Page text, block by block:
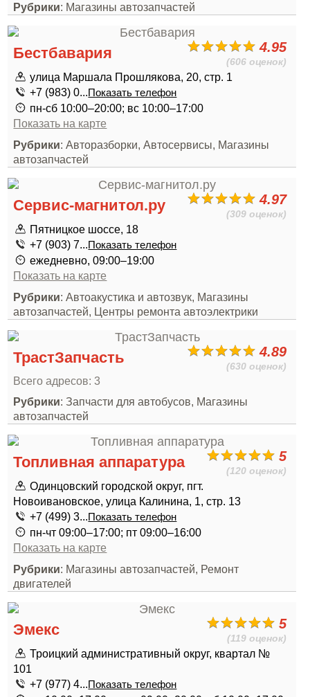
Рубрики: Магазины автозапчастей
4.95
(606 оценок)
Бестбавария
улица Маршала Прошлякова, 20, стр. 1
+7 (983) 0...Показать телефон
пн-сб 10:00–20:00; вс 10:00–17:00
Показать на карте
Рубрики: Авторазборки, Автосервисы, Магазины
автозапчастей
4.97
(309 оценок)
Сервис-магнитол.ру
Пятницкое шоссе, 18
+7 (903) 7...Показать телефон
ежедневно, 09:00–19:00
Показать на карте
Рубрики: Автоакустика и автозвук, Магазины
автозапчастей, Центры ремонта автоэлектрики
4.89
(630 оценок)
ТрастЗапчасть
Всего адресов: 3
Рубрики: Запчасти для автобусов, Магазины
автозапчастей
5
(120 оценок)
Топливная аппаратура
Одинцовский городской округ, пгт.
Новоивановское, улица Калинина, 1, стр. 13
+7 (499) 3...Показать телефон
пн-чт 09:00–17:00; пт 09:00–16:00
Показать на карте
Рубрики: Магазины автозапчастей, Ремонт
двигателей
5
(119 оценок)
Эмекс
Троицкий административный округ, квартал №
101
+7 (977) 4...Показать телефон